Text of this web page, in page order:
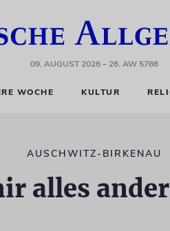
09. AUGUST 2026– 26. AW 5786
WOCHE KULTUR
AUSCHWITZ-BIRKENAU
alles